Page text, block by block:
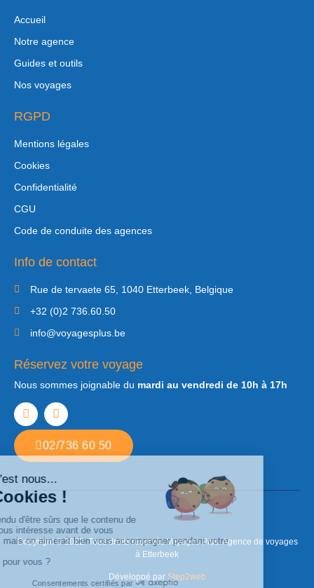
Accueil
Notre agence
Guides et outils
Nos voyages
RGPD
Mentions légales
Cookies
Confidentialité
CGU
Code de conduite des agences
Info de contact
Rue de tervaete 65, 1040 Etterbeek, Belgique
+32 (0)2 736.60.50
info@voyagesplus.be
Réservez votre voyage
Nous sommes joignable du mardi au vendredi de 10h à 17h
02/736 60 50
Copyright © 2022. Tous droits réservés Voyages Plus. Agence de voyages
à Etterbeek
Développé par Step2web